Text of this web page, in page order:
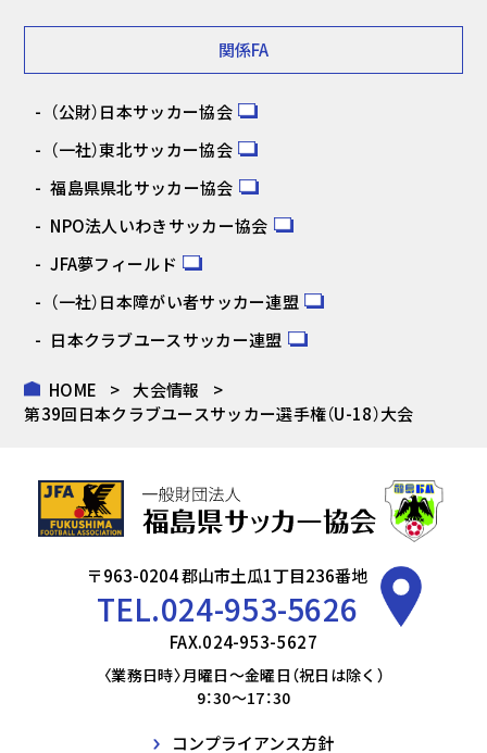
関係FA
（公財）日本サッカー協会
（一社）東北サッカー協会
福島県県北サッカー協会
NPO法人いわきサッカー協会
JFA夢フィールド
（一社）日本障がい者サッカー連盟
日本クラブユースサッカー連盟
HOME
大会情報
第39回日本クラブユースサッカー選手権（U-18）大会
〒963-0204 郡山市土瓜1丁目236番地
TEL.024-953-5626
FAX.024-953-5627
〈業務日時〉月曜日～金曜日（祝日は除く）
9：30～17：30
コンプライアンス方針